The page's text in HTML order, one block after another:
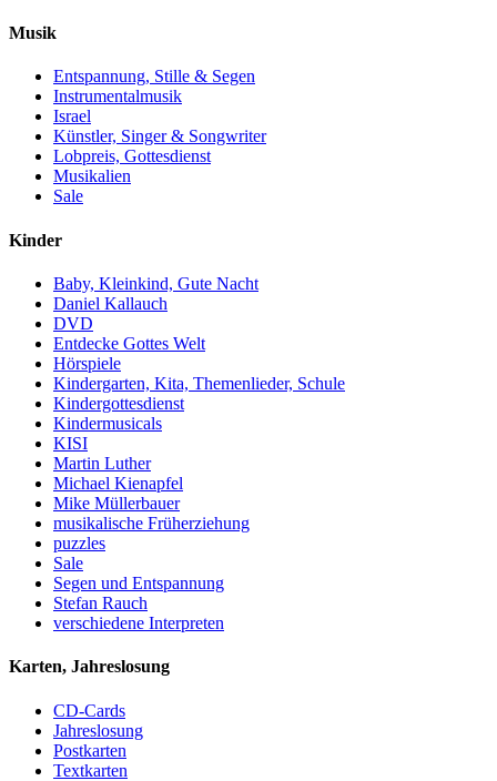
Musik
Entspannung, Stille & Segen
Instrumentalmusik
Israel
Künstler, Singer & Songwriter
Lobpreis, Gottesdienst
Musikalien
Sale
Kinder
Baby, Kleinkind, Gute Nacht
Daniel Kallauch
DVD
Entdecke Gottes Welt
Hörspiele
Kindergarten, Kita, Themenlieder, Schule
Kindergottesdienst
Kindermusicals
KISI
Martin Luther
Michael Kienapfel
Mike Müllerbauer
musikalische Früherziehung
puzzles
Sale
Segen und Entspannung
Stefan Rauch
verschiedene Interpreten
Karten, Jahreslosung
CD-Cards
Jahreslosung
Postkarten
Textkarten